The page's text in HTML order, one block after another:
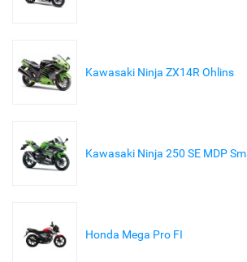
Kawasaki Ninja ZX14R Ohlins
Kawasaki Ninja 250 SE MDP
Honda Mega Pro FI